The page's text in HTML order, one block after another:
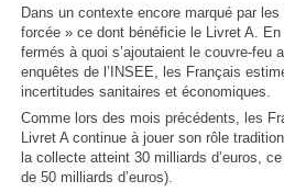
Dans un contexte encore marqué par
forcée » ce dont bénéficie le Livret A.
fermés à quoi s’ajoutaient le couvre-
enquêtes de l’INSEE, les Français
incertitudes sanitaires et économiques.
Comme lors des mois précédents, les
Livret A continue à jouer son rôle
la collecte atteint 30 milliards d’euros,
de 50 milliards d’euros).